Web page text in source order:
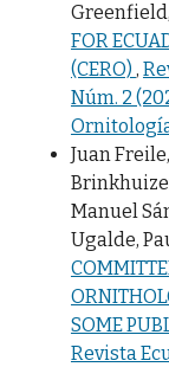
Greenfield,
FOR
(CERO) ,
Núm. 2
Juan
Manuel
Ugalde,
SOME
Revista